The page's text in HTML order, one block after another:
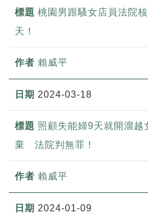
桃園男跟騷女店員法院
天！
賴威平
2024-03-18
照顧失能婦9天就開溜越
棄 法院判無罪！
賴威平
2024-01-09